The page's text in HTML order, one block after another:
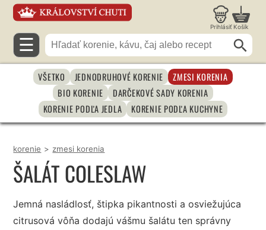
Prihlásiť Košík
☰
VŠETKO JEDNODRUHOVÉ KORENIE
ZMESI KORENIA
BIO KORENIE
DARČEKOVÉ SADY KORENIA
KORENIE PODĽA JEDLA
KORENIE PODĽA KUCHYNE
korenie > zmesi korenia
ŠALÁT COLESLAW
Jemná nasládlosť, štipka pikantnosti a osviežujúca
citrusová vôňa dodajú vášmu šalátu ten správny